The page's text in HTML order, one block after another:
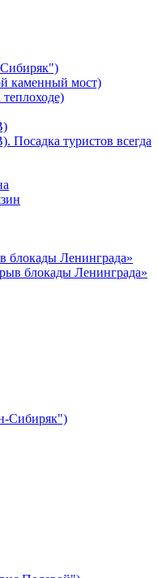
каменный мост)
Посадка туристов всегда
блокады Ленинграда»
блокады Ленинграда»
Сибиряк")